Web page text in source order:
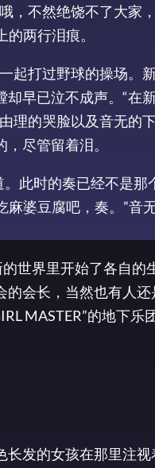
，不然绝饶不了大家
两行泪痕。
起打过野球的操场。
早已泣不成声。“在
理的哭脸以及音无的
尽管留着泪。
此时的奏已经不是那
麻婆豆腐吧，奏。”音
世界里开始了各自的
会长，当然也有人
MASTER”的地下乐
发的女孩在那里注视